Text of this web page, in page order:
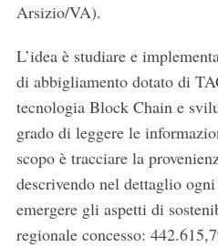
Arsizio/VA).
L’idea è studiare e
di abbigliamento dotato di
tecnologia Block Chain e
grado di leggere le
scopo è tracciare la
descrivendo nel dettaglio
emergere gli aspetti di
regionale concesso:
S
a
r
c